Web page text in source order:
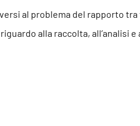
al problema del rapporto
alla raccolta, all’analisi e